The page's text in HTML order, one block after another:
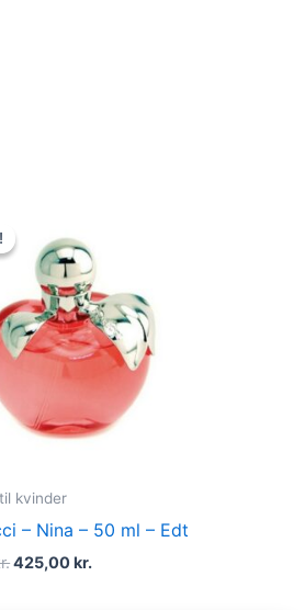
kvinder
– Nina – 50 ml – Edt
was:
595,00 kr..
425,00kr.
is:
425,00 kr..